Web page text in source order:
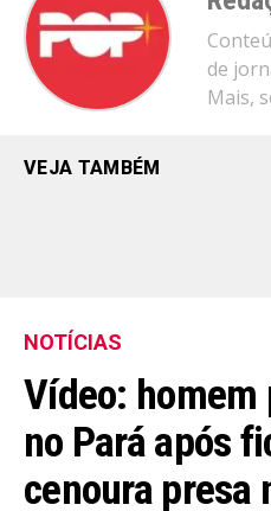
de
Mais,
VEJA TAMBÉM
NOTÍCIAS
Vídeo: homem
no Pará após
cenoura presa